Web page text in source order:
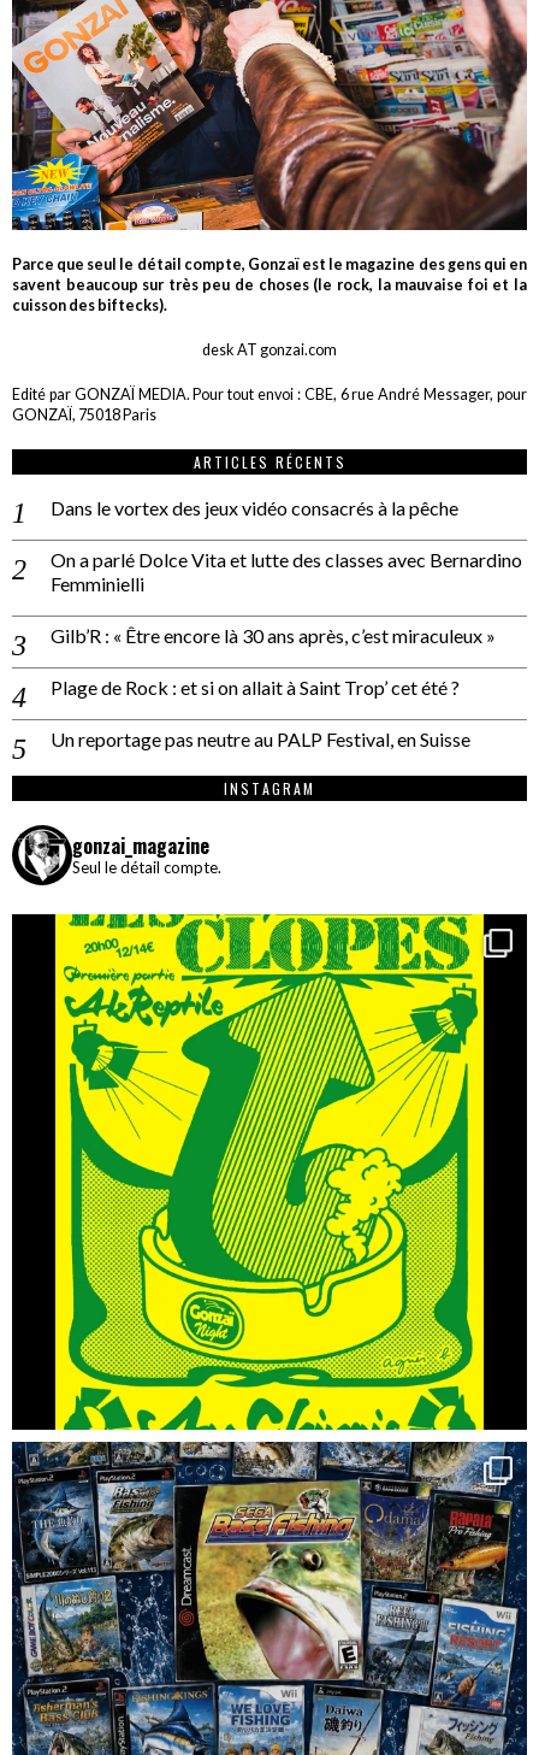
Parce que seul le détail compte, Gonzaï est le magazine des gens qui en
savent beaucoup sur très peu de choses (le rock, la mauvaise foi et la
cuisson des biftecks).
desk AT gonzai.com
Edité par GONZAÏ MEDIA. Pour tout envoi : CBE, 6 rue André Messager, pour
GONZAÏ, 75018 Paris
ARTICLES RÉCENTS
Dans le vortex des jeux vidéo consacrés à la pêche
On a parlé Dolce Vita et lutte des classes avec Bernardino
Femminielli
Gilb’R : « Être encore là 30 ans après, c’est miraculeux »
Plage de Rock : et si on allait à Saint Trop’ cet été ?
Un reportage pas neutre au PALP Festival, en Suisse
INSTAGRAM
gonzai_magazine
Seul le détail compte.